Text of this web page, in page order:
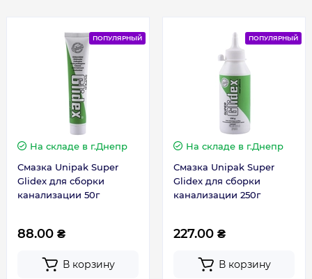
ПОПУЛЯРНЫЙ
На складе в г.Днепр
Смазка Unipak Super
Glidex для сборки
канализации 50г
88.00 ₴
В корзину
ПОПУЛЯРНЫЙ
На складе в г.Днепр
Смазка Unipak Super
Glidex для сборки
канализации 250г
227.00 ₴
В корзину